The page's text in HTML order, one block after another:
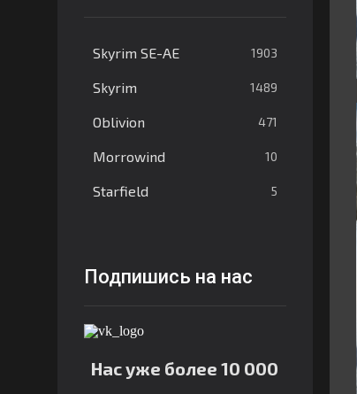
Skyrim SE-AE 1903
Skyrim 1489
Oblivion 471
Morrowind 10
Starfield 5
Подпишись на нас
Нас уже более 10 000